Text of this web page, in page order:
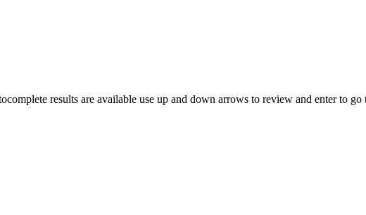
results are available use up and down arrows to review and enter to